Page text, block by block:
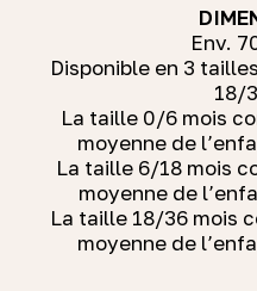
Env.
Disponible en 3
18/
La taille 0/6 mois
moyenne de
La taille 6/18 mois
moyenne de
La taille 18/36 mois
moyenne de